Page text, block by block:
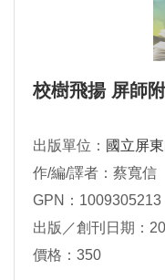
校樹飛揚 屏師
出版單位： 國立屏
作/編/譯者：蔡寬信
GPN：1009305213
出版／創刊日期：
價格：350